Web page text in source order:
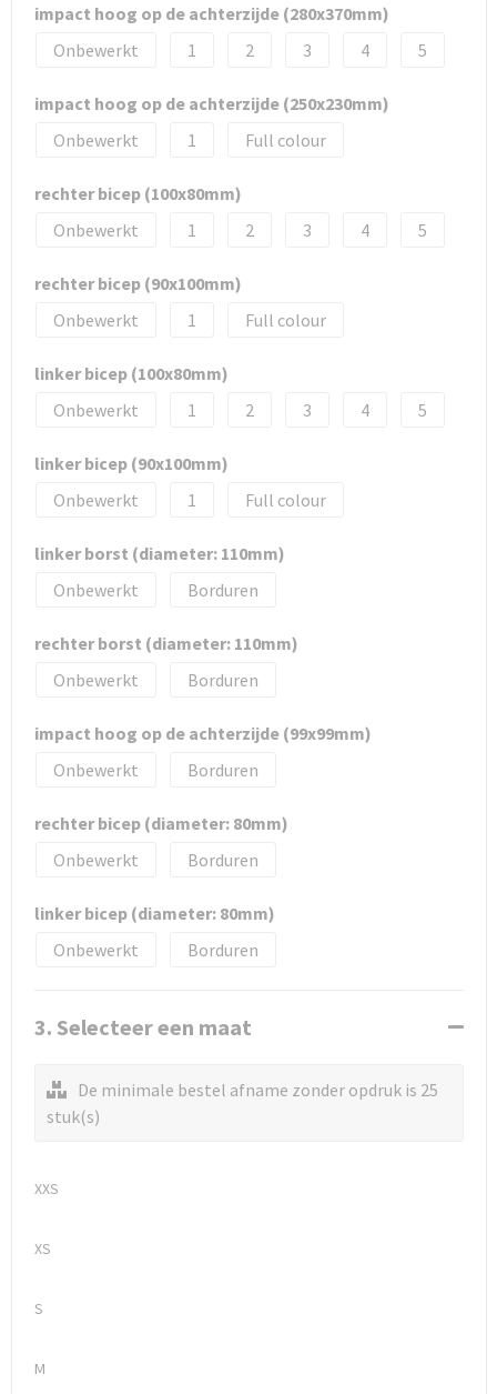
impact hoog op de achterzijde (280x370mm)
Onbewerkt
1 2 3 4 5
impact hoog op de achterzijde (250x230mm)
Onbewerkt
1 Full colour
rechter bicep (100x80mm)
Onbewerkt
1 2 3 4 5
rechter bicep (90x100mm)
Onbewerkt
1 Full colour
linker bicep (100x80mm)
Onbewerkt
1 2 3 4 5
linker bicep (90x100mm)
Onbewerkt
1 Full colour
linker borst (diameter: 110mm)
Onbewerkt
Borduren
rechter borst (diameter: 110mm)
Onbewerkt
Borduren
impact hoog op de achterzijde (99x99mm)
Onbewerkt
Borduren
rechter bicep (diameter: 80mm)
Onbewerkt
Borduren
linker bicep (diameter: 80mm)
Onbewerkt
Borduren
3. Selecteer een maat
De minimale bestel afname zonder opdruk is 25
stuk(s)
XXS
XS
S
M